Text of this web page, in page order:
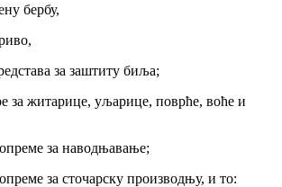
бербу,
за заштиту биља;
за житарице, уљарице, поврће, воће и
за наводњавање;
за сточарску производњу, и то: